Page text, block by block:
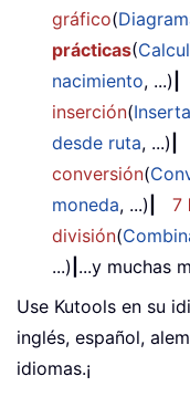
gráfico(
prácticas(
nacimiento, ...)
inserción(
desde ruta, ...)
conversión(
moneda, ...) 7
división(
...) ...y muchas
Use Kutools en su
inglés, español,
idiomas.¡